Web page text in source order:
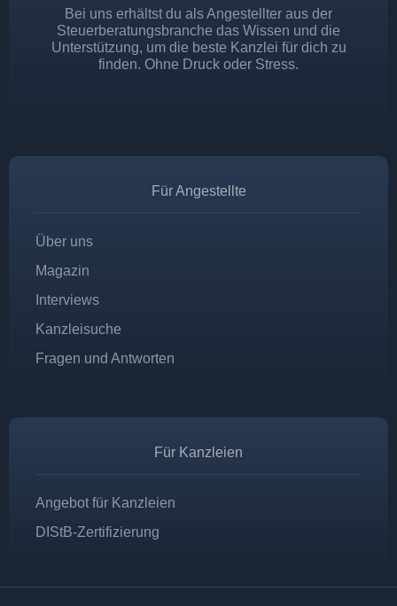
Bei uns erhältst du als Angestellter aus der
Steuerberatungsbranche das Wissen und die
Unterstützung, um die beste Kanzlei für dich zu
finden. Ohne Druck oder Stress.
Für Angestellte
Über uns
Magazin
Interviews
Kanzleisuche
Fragen und Antworten
Für Kanzleien
Angebot für Kanzleien
DIStB-Zertifizierung